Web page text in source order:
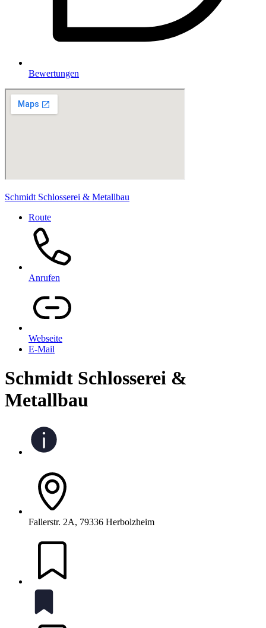
Bewertungen
Schmidt Schlosserei & Metallbau
Route
Anrufen
Webseite
E-Mail
Schmidt Schlosserei &
Metallbau
Fallerstr. 2A, 79336 Herbolzheim